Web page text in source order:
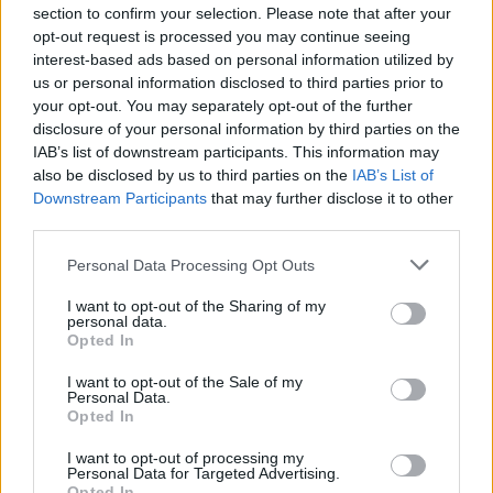
section to confirm your selection. Please note that after your
opt-out request is processed you may continue seeing
interest-based ads based on personal information utilized by
us or personal information disclosed to third parties prior to
your opt-out. You may separately opt-out of the further
disclosure of your personal information by third parties on the
IAB’s list of downstream participants. This information may
also be disclosed by us to third parties on the IAB’s List of
Downstream Participants that may further disclose it to other
Personal Data Processing Opt Outs
I want to opt-out of the Sharing of my
personal data.
Opted In
I want to opt-out of the Sale of my
Personal Data.
Opted In
I want to opt-out of processing my
Personal Data for Targeted Advertising.
PM10. Dopo quattro anni dalla chiusura della
Piazza Lombardia con proteste inascoltate
dei residenti, si proceda finalmente a offrire
un servizio pubblico a tutti i cittadini , con
modifiche sensate dei percorsi delle linee
inutili e del passaggio a vuoto degli
autobus».